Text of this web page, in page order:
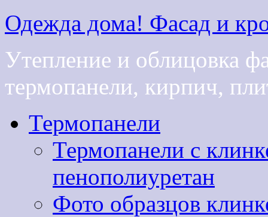
Одежда дома! Фасад и
Утепление и облицовка
термопанели, кирпич,
Термопанели
Термопанели с
пенополиуретан
Фото образцов